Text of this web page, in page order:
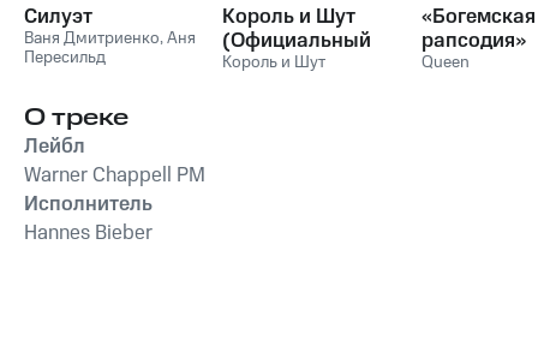
Силуэт
Ваня Дмитриенко,Аня
Пересильд
Король и Шут
(Официальный
саундтрек), Часть
Король и Шут
«Богемская
рапсодия»
Queen
О треке
Лейбл
Warner Chappell PM
Исполнитель
Hannes Bieber